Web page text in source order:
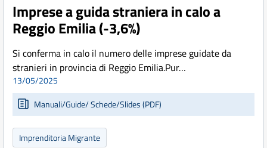
Imprese a guida straniera in calo a
Reggio Emilia (-3,6%)
Si conferma in calo il numero delle imprese guidate da
stranieri in provincia di Reggio Emilia.Pur…
13/05/2025
Manuali/Guide/ Schede/Slides (PDF)
Imprenditoria Migrante